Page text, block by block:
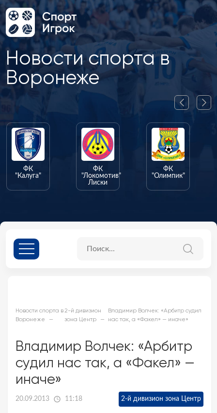
Новости спорта в
Воронеже
ФК
"Калуга"
ФК
"Локомотив"
Лиски
ФК
"Олимпик"
Новости спорта в
Воронеже
2-й дивизион
зона Центр
Владимир Волчек: «Арбитр судил
нас так, а «Факел» — иначе»
Владимир Волчек: «Арбитр
судил нас так, а «Факел» —
иначе»
20.09.2013 11:18 2-й дивизион зона Центр